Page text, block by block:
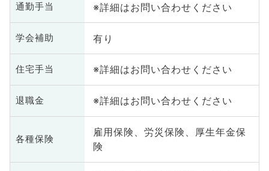
通勤手当 ※詳細はお問い合わせください
学会補助 有り
住宅手当 ※詳細はお問い合わせください
退職金 ※詳細はお問い合わせください
各種保険
雇用保険、労災保険、厚生年金保
険